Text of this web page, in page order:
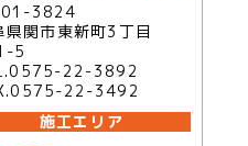
3824
県関市東新町3丁目
5
22-3892
22-3492
施工エリア